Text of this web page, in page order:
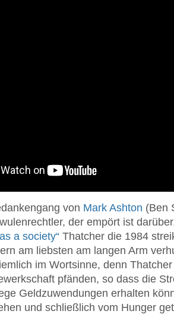
von Mark Ashton (Ben
der empört ist
a society“ Thatcher die 1984
am liebsten am langen Arm
im Wortsinne, denn
pfänden, so dass die
Geldzuwendungen erhalten
und schließlich vom Hunger